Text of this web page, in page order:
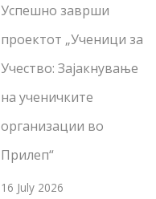
Успешно заврши
проектот „Ученици за
Учество: Зајакнување
на ученичките
организации во
Прилеп“
16 July 2026